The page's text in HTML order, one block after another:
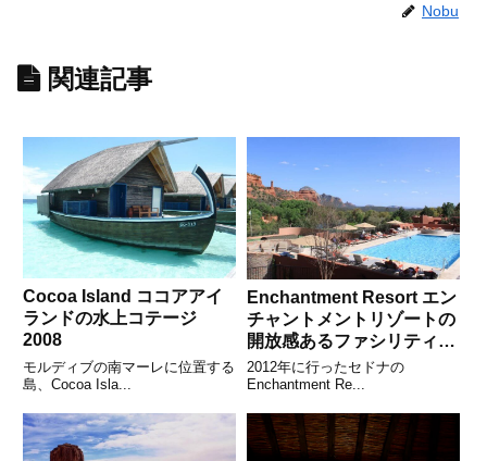
Nobu
関連記事
Cocoa Island ココアアイ
ランドの水上コテージ
2008
モルディブの南マーレに位置する
島、Cocoa Isla...
Enchantment Resort エン
チャントメントリゾートの
開放感あるファシリティ
2012
2012年に行ったセドナの
Enchantment Re...